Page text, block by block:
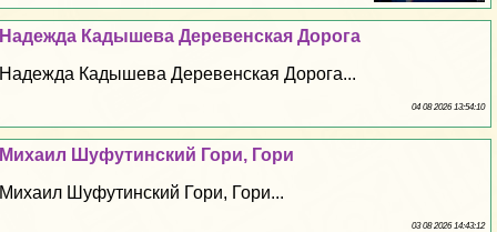
Надежда Кадышева Деревенская Дорога
Надежда Кадышева Деревенская Дорога...
04 08 2026 13:54:10
Михаил Шуфутинский Гори, Гори
Михаил Шуфутинский Гори, Гори...
03 08 2026 14:43:12